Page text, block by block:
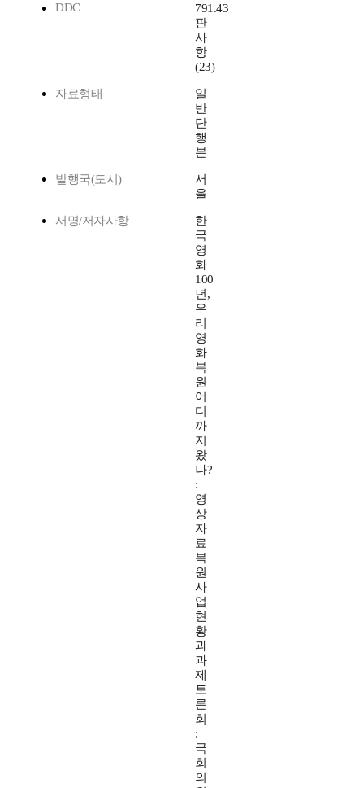
DDC
791.43
판
사
항
(23)
자료형태
일
반
단
행
본
발행국(도시)
서
울
서명/저자사항
한
국
영
화
100
년,
우
리
영
화
복
원
어
디
까
지
왔
나?
:
영
상
자
료
복
원
사
업
현
황
과
과
제
토
론
회
:
국
회
의